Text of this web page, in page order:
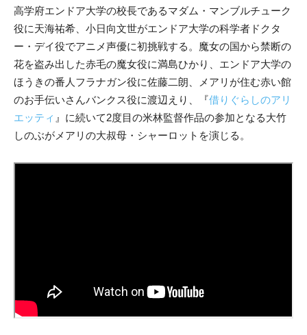
高学府エンドア大学の校長であるマダム・マンブルチューク
役に天海祐希、小日向文世がエンドア大学の科学者ドクタ
ー・デイ役でアニメ声優に初挑戦する。魔女の国から禁断の
花を盗み出した赤毛の魔女役に満島ひかり、エンドア大学の
ほうきの番人フラナガン役に佐藤二朗、メアリが住む赤い館
のお手伝いさんバンクス役に渡辺えり、『借りぐらしのアリ
エッティ 』に続いて2度目の米林監督作品の参加となる大竹
しのぶがメアリの大叔母・シャーロットを演じる。